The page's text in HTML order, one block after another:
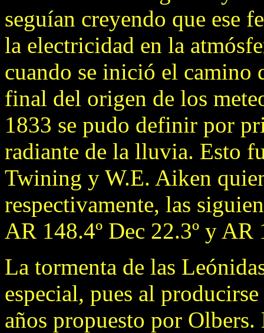
seguían creyendo que ese
la electricidad en la
cuando se inició el camino
final del origen de los
1833 se pudo definir por
radiante de la lluvia. Esto
Twining y W.E. Aiken
respectivamente, las
AR 148.4º Dec 22.3º y AR
La tormenta de las
especial, pues al
años propuesto por